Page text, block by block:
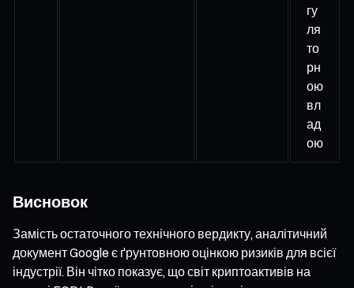
гу
ля
то
рн
ою
вл
ад
ою
Висновок
Замість остаточного технічного вердикту, аналітичний
документ Google є ґрунтовною оцінкою ризиків для всієї
індустрії. Він чітко показує, що світ криптоактивів на